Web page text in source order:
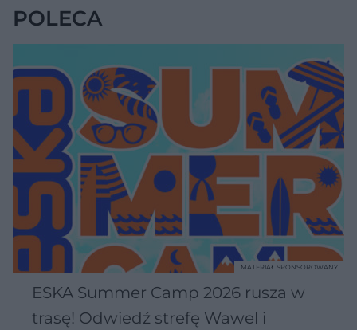
POLECA
ESKA Summer Camp 2026 rusza w
trasę! Odwiedź strefę Wawel i
MATERIAŁ SPONSOROWANY